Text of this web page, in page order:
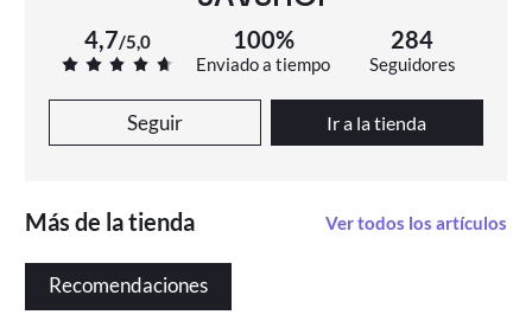
prioridad.
¡Añade estilo, comodidad y calidad a los pies de los más
pequeños con estas zapatillas Vans modelo Old Skool
Theory Trade! No esperes más y haz tu pedido ahora
mismo.
4,7/5,0 100%
Enviado a tiempo
284
Seguidores
Seguir Ir a la tienda
Más de la tienda Ver todos los artículos
Recomendaciones